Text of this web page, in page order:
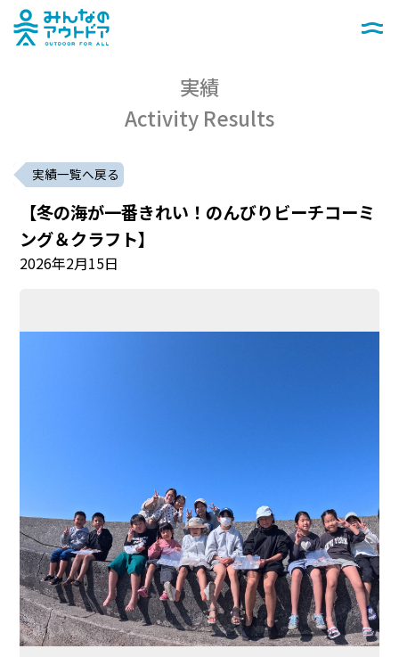
みんなのアウトドア
メニュー
実績
Activity Results
実績一覧へ戻る
【冬の海が一番きれい！のんびりビーチコーミ
ング＆クラフト】
2026年2月15日